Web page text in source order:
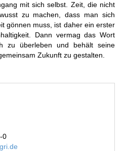
mit sich selbst. Zeit, die nicht
zu machen, dass man sich
gönnen muss, ist daher ein erster
Dann vermag das Wort
zu überleben und behält seine
Zukunft zu gestalten.
0